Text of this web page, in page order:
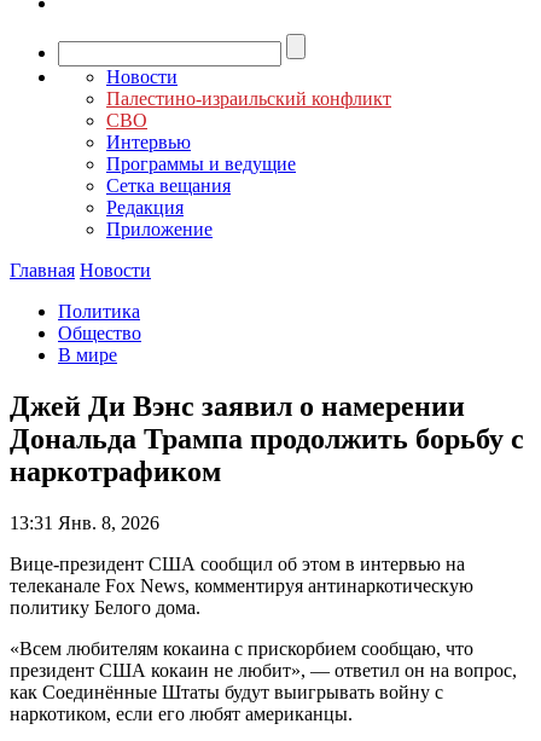
Новости
Палестино-израильский конфликт
СВО
Интервью
Программы и ведущие
Сетка вещания
Редакция
Приложение
Главная Новости
Политика
Общество
В мире
Джей Ди Вэнс заявил о намерении
Дональда Трампа продолжить борьбу с
наркотрафиком
13:31 Янв. 8, 2026
Вице-президент США сообщил об этом в интервью на
телеканале Fox News, комментируя антинаркотическую
политику Белого дома.
«Всем любителям кокаина с прискорбием сообщаю, что
президент США кокаин не любит», — ответил он на вопрос,
как Соединённые Штаты будут выигрывать войну с
наркотиком, если его любят американцы.